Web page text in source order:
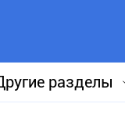
разделы